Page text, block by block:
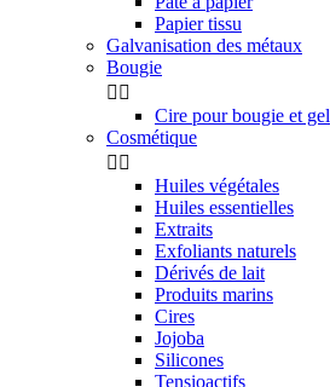
Papier tissu
Galvanisation des métaux
Bougie
 
Cire pour bougie et gel
Cosmétique
 
Huiles végétales
Huiles essentielles
Extraits
Exfoliants naturels
Dérivés de lait
Produits marins
Cires
Jojoba
Silicones
Tensioactifs